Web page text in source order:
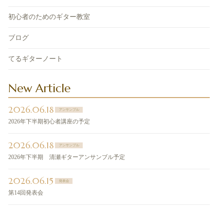
初心者のためのギター教室
ブログ
てるギターノート
New Article
2026.06.18 アンサンブル
2026年下半期初心者講座の予定
2026.06.18 アンサンブル
2026年下半期 清瀬ギターアンサンブル予定
2026.06.15 発表会
第14回発表会